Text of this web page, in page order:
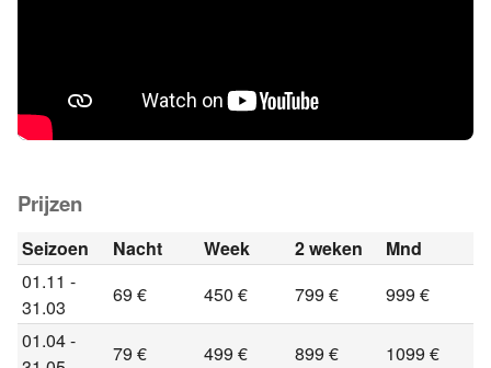
Prijzen
Seizoen Nacht Week 2 weken
Mnd
01.11 -
31.03
69 € 450 € 799 €
999 €
01.04 -
79 € 499 € 899 €
1099 €